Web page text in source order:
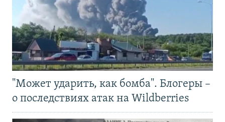
"Может ударить, как бомба". Блогеры –
о последствиях атак на Wildberries